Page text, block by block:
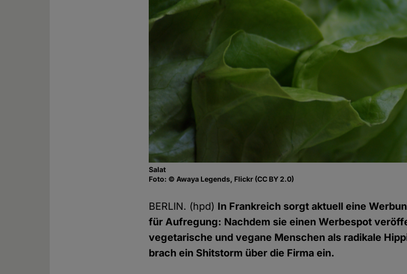
Salat
Foto: © Awaya Legends, Flickr (CC BY 2.0)
BERLIN. (hpd) In Frankreich sorgt aktuell eine
für Aufregung: Nachdem sie einen Werbespot
vegetarische und vegane Menschen als radikale
brach ein Shitstorm über die Firma ein.